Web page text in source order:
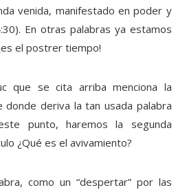
venida, manifestado en poder y
En otras palabras ya estamos
el postrer tiempo!
que se cita arriba menciona la
donde deriva la tan usada palabra
punto, haremos la segunda
¿Qué es el avivamiento?
como un “despertar” por las